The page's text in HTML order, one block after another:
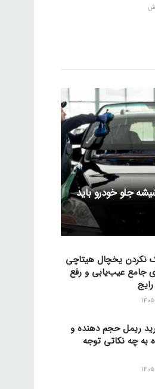
جلو خودرو باید
نکردن یخچال هیتاچی
جامع عیب‌یابی و رفع
ریمل حجم دهنده و
به چه نکاتی توجه